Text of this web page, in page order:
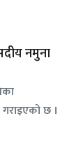
नमुना
गराइएको छ ।